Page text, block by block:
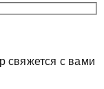
свяжется с вами